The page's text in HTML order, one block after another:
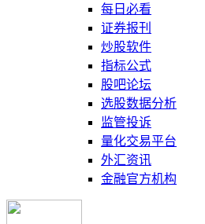
每日必看
证券报刊
炒股软件
指标公式
股吧论坛
选股数据分析
监管投诉
量化交易平台
外汇资讯
金融官方机构